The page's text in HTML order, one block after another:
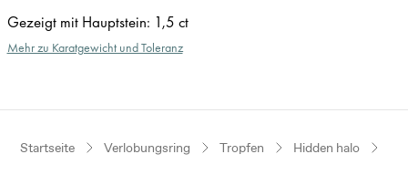
Gezeigt mit Hauptstein: 1,5 ct
Mehr zu Karatgewicht und Toleranz
Startseite Verlobungsring Tropfen Hidden halo